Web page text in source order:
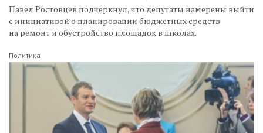
Павел Ростовцев подчеркнул, что депутаты намерены выйти
с инициативой о планировании бюджетных средств
на ремонт и обустройство площадок в школах.
Политика